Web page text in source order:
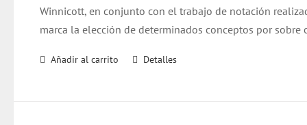
Winnicott, en conjunto con el trabajo de notación
marca la elección de determinados conceptos por sobre
Añadir al carrito Detalles